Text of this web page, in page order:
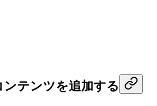
ンテンツを追加する